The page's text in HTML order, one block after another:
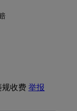
规收费举报